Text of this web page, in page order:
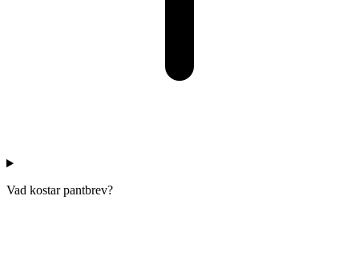
Vad kostar pantbrev?